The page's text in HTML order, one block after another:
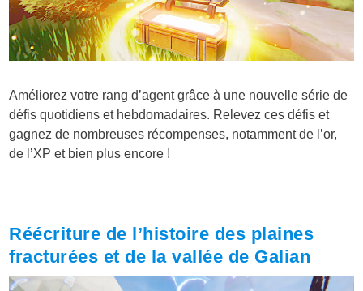
Améliorez votre rang d’agent grâce à une nouvelle série de
défis quotidiens et hebdomadaires. Relevez ces défis et
gagnez de nombreuses récompenses, notamment de l’or,
de l’XP et bien plus encore !
Réécriture de l’histoire des plaines
fracturées et de la vallée de Galian